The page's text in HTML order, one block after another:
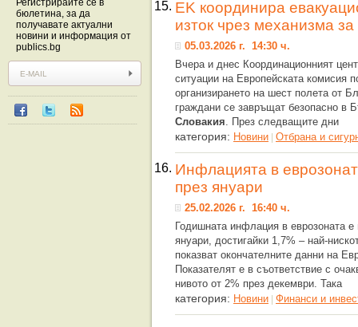
Регистрирайте се в
бюлетина, за да
получавате актуални
новини и информация от
publics.bg
15. EK координира
изток чрез механизма
05.03.2026 г. 14:30 ч.
Вчера и днес Координационният
ситуации на Европейската комисия
организирането на шест полета от
граждани се завръщат безопасно в
Словакия. През следващите дни
категория: Новини | Отбрана и
16. Инфлацията в
през януари
25.02.2026 г. 16:40 ч.
Годишната инфлация в еврозоната
януари, достигайки 1,7% – най-
показват окончателните данни на
Показателят е в съответствие с
нивото от 2% през декември. Така
категория: Новини | Финанси и